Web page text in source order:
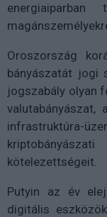
energiaiparban
Oroszország
bányászatát jogi
jogszabály olyan
valutabányászat,
infrastruktúra-
kötelezettségeit.
Putyin az év
digitális